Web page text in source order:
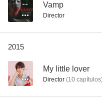
-- Vamp
Director
2015
-- My little lover
Director (10 capítulos